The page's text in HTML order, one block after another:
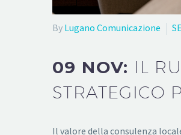
By Lugano Comunicazione
09 NOV: IL
STRATEGICO
Il valore della consulenza